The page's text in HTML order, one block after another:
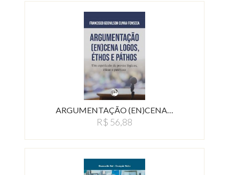
ARGUMENTAÇÃO (EN)CENA…
R$ 56,88